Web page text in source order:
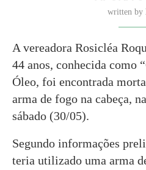
written by
A vereadora Rosicléa
44 anos, conhecida como
Óleo, foi encontrada
arma de fogo na cabeça,
sábado (30/05).
Segundo informações
teria utilizado uma arma